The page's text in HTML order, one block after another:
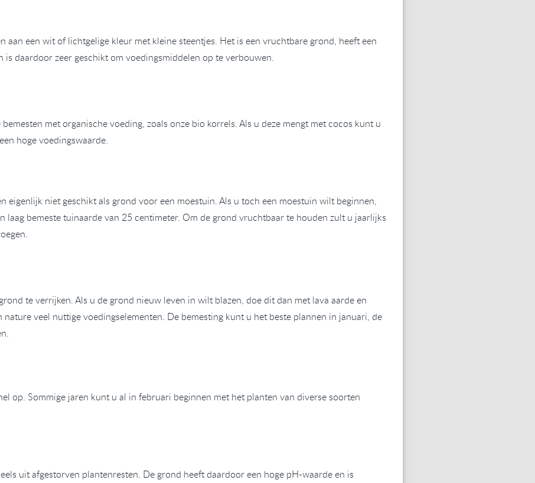
aan een wit of lichtgelige kleur met kleine steentjes. Het is een vruchtbare grond, heeft een
is daardoor zeer geschikt om voedingsmiddelen op te verbouwen.
met organische voeding, zoals onze bio korrels. Als u deze mengt met cocos kunt u
hoge voedingswaarde.
eigenlijk niet geschikt als grond voor een moestuin. Als u toch een moestuin wilt beginnen,
laag bemeste tuinaarde van 25 centimeter. Om de grond vruchtbaar te houden zult u jaarlijks
te verrijken. Als u de grond nieuw leven in wilt blazen, doe dit dan met lava aarde en
nature veel nuttige voedingselementen. De bemesting kunt u het beste plannen in januari, de
op. Sommige jaren kunt u al in februari beginnen met het planten van diverse soorten
uit afgestorven plantenresten. De grond heeft daardoor een hoge pH-waarde en is